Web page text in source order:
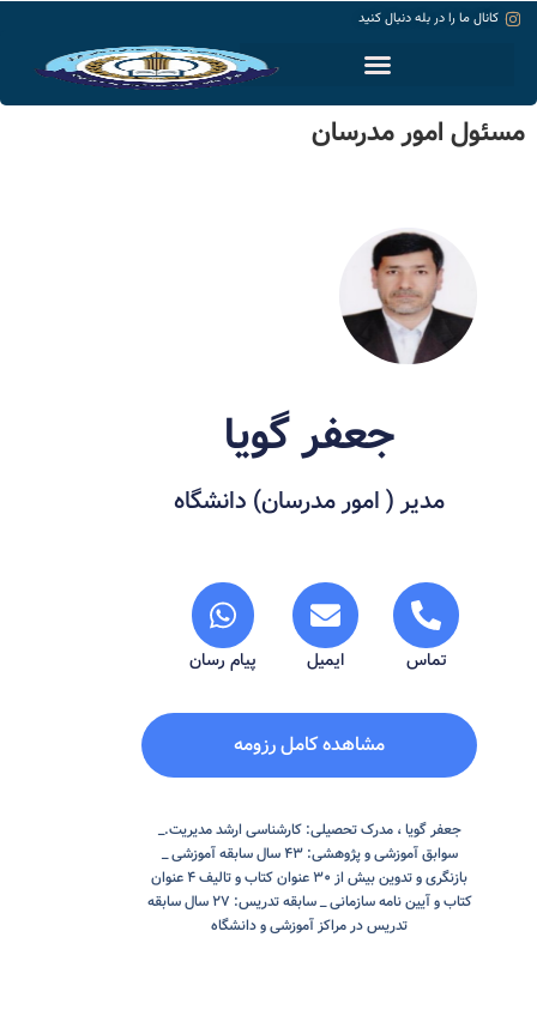
کانال ما را در بله دنبال کنید
مسئول امور مدرسان
جعفر گویا
مدیر ( امور مدرسان) دانشگاه
تماس ایمیل پیام رسان
مشاهده کامل رزومه
جعفر گویا ، مدرک تحصیلی: کارشناسی ارشد مدیریت._
سوابق آموزشی و پژوهشی: ۴۳ سال سابقه آموزشی _
بازنگری و تدوین بیش از ۳۰ عنوان کتاب و تالیف ۴ عنوان
کتاب و آیین نامه سازمانی _ سابقه تدریس: ۲۷ سال سابقه
تدریس در مراکز آموزشی و دانشگاه